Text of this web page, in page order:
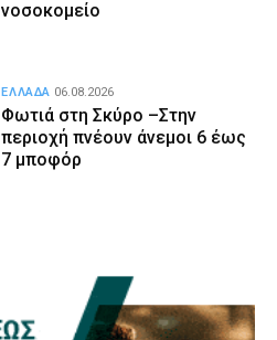
νοσοκομείο
Φωτιά στη Σκύρο –Στην
περιοχή πνέουν άνεμοι 6 έως
7 μποφόρ
ΕΛΛΑΔΑ 06.08.2026